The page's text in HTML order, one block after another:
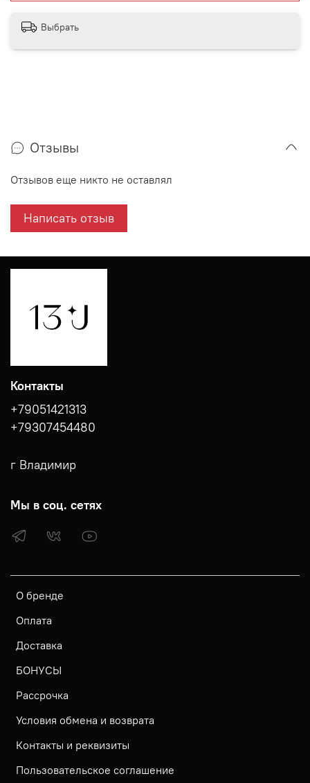
Выбрать
Отзывы
Отзывов еще никто не оставлял
Написать отзыв
О бренде
Оплата
Доставка
БОНУСЫ
Рассрочка
Условия обмена и возврата
Контакты и реквизиты
Пользовательское соглашение
Контакты
+79051421313
+79307454480
г Владимир
Мы в соц. сетях